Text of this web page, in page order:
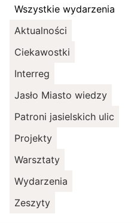
Aktualności
Ciekawostki
Interreg
Jasło Miasto wiedzy
Patroni jasielskich ulic
Projekty
Warsztaty
Wydarzenia
Zeszyty
Wszystkie wydarzenia